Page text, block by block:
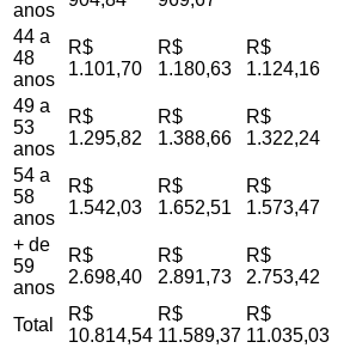
anos
44 a
48
anos
R$
1.101,70
R$
1.180,63
R$
1.124,16
49 a
53
anos
R$
1.295,82
R$
1.388,66
R$
1.322,24
54 a
58
anos
R$
1.542,03
R$
1.652,51
R$
1.573,47
+ de
59
anos
R$
2.698,40
R$
2.891,73
R$
2.753,42
Total
R$
10.814,54
R$
11.589,37
R$
11.035,03